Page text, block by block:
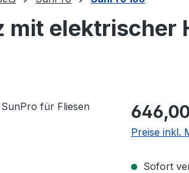
elektrischer
Regulärer
Preise inkl.
Sofort